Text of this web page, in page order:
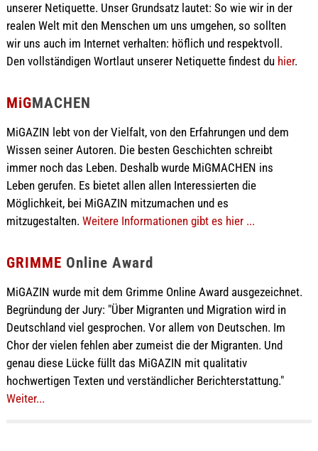
unserer Netiquette. Unser Grundsatz lautet: So wie wir in der
realen Welt mit den Menschen um uns umgehen, so sollten
wir uns auch im Internet verhalten: höflich und respektvoll.
Den vollständigen Wortlaut unserer Netiquette findest du hier.
MiGMACHEN
MiGAZIN lebt von der Vielfalt, von den Erfahrungen und dem
Wissen seiner Autoren. Die besten Geschichten schreibt
immer noch das Leben. Deshalb wurde MiGMACHEN ins
Leben gerufen. Es bietet allen allen Interessierten die
Möglichkeit, bei MiGAZIN mitzumachen und es
mitzugestalten. Weitere Informationen gibt es hier ...
GRIMME Online Award
MiGAZIN wurde mit dem Grimme Online Award ausgezeichnet.
Begründung der Jury: "Über Migranten und Migration wird in
Deutschland viel gesprochen. Vor allem von Deutschen. Im
Chor der vielen fehlen aber zumeist die der Migranten. Und
genau diese Lücke füllt das MiGAZIN mit qualitativ
hochwertigen Texten und verständlicher Berichterstattung."
Weiter...